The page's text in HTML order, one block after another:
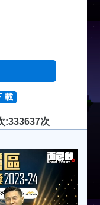
載
:333637次